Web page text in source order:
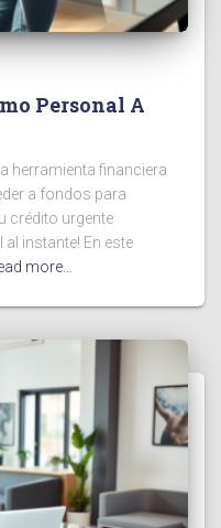
Personal A
herramienta financiera
a fondos para
crédito urgente
instante! En este
more…